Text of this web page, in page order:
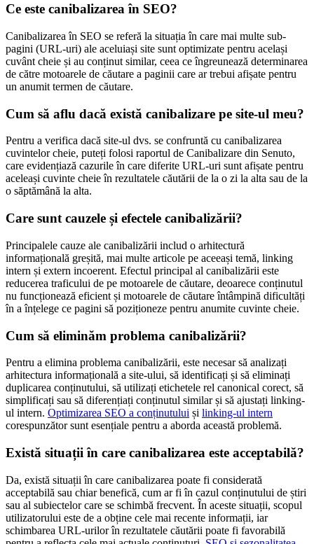
Ce este canibalizarea în SEO?
Canibalizarea în SEO se referă la situația în care mai multe sub-
pagini (URL-uri) ale aceluiași site sunt optimizate pentru același
cuvânt cheie și au conținut similar, ceea ce îngreunează determinarea
de către motoarele de căutare a paginii care ar trebui afișate pentru
un anumit termen de căutare.
Cum să aflu dacă există canibalizare pe site-ul meu?
Pentru a verifica dacă site-ul dvs. se confruntă cu canibalizarea
cuvintelor cheie, puteți folosi raportul de Canibalizare din Senuto,
care evidențiază cazurile în care diferite URL-uri sunt afișate pentru
aceleași cuvinte cheie în rezultatele căutării de la o zi la alta sau de la
o săptămână la alta.
Care sunt cauzele și efectele canibalizării?
Principalele cauze ale canibalizării includ o arhitectură
informațională greșită, mai multe articole pe aceeași temă, linking
intern și extern incoerent. Efectul principal al canibalizării este
reducerea traficului de pe motoarele de căutare, deoarece conținutul
nu funcționează eficient și motoarele de căutare întâmpină dificultăți
în a înțelege ce pagini să poziționeze pentru anumite cuvinte cheie.
Cum să eliminăm problema canibalizării?
Pentru a elimina problema canibalizării, este necesar să analizați
arhitectura informațională a site-ului, să identificați și să eliminați
duplicarea conținutului, să utilizați etichetele rel canonical corect, să
simplificați sau să diferențiați conținutul similar și să ajustați linking-
ul intern. Optimizarea SEO a conținutului și linking-ul intern
corespunzător sunt esențiale pentru a aborda această problemă.
Există situații în care canibalizarea este acceptabilă?
Da, există situații în care canibalizarea poate fi considerată
acceptabilă sau chiar benefică, cum ar fi în cazul conținutului de știri
sau al subiectelor care se schimbă frecvent. În aceste situații, scopul
utilizatorului este de a obține cele mai recente informații, iar
schimbarea URL-urilor în rezultatele căutării poate fi favorabilă